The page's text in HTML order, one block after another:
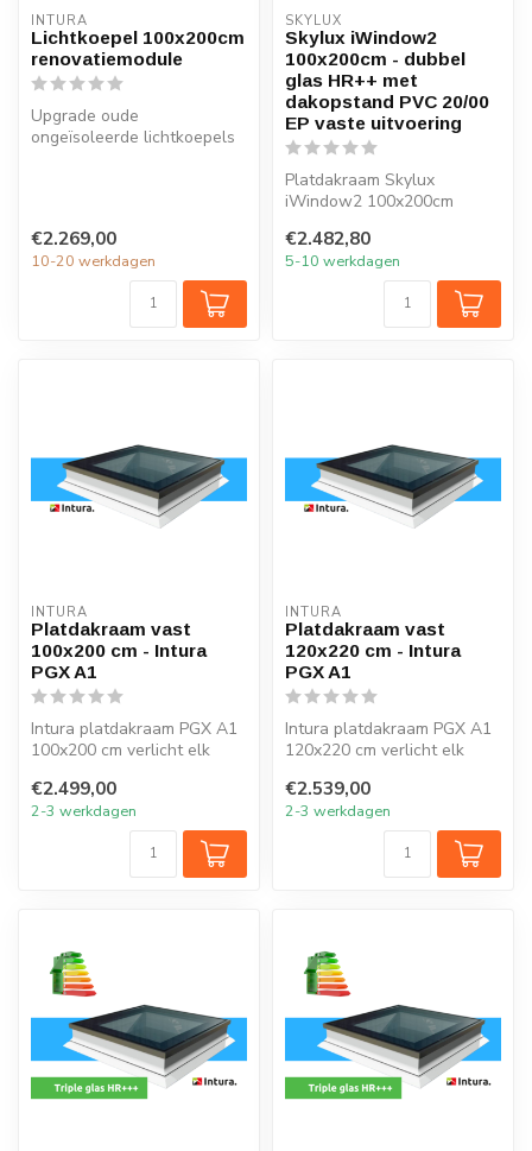
INTURA
Lichtkoepel 100x200cm
renovatiemodule
Upgrade oude
ongeïsoleerde lichtkoepels
€2.269,00
10-20 werkdagen
SKYLUX
Skylux iWindow2
100x200cm - dubbel
glas HR++ met
dakopstand PVC 20/00
EP vaste uitvoering
Platdakraam Skylux
iWindow2 100x200cm
€2.482,80
5-10 werkdagen
INTURA
Platdakraam vast
100x200 cm - Intura
PGX A1
Intura platdakraam PGX A1
100x200 cm verlicht elk
m...
€2.499,00
2-3 werkdagen
INTURA
Platdakraam vast
120x220 cm - Intura
PGX A1
Intura platdakraam PGX A1
120x220 cm verlicht elk
m...
€2.539,00
2-3 werkdagen